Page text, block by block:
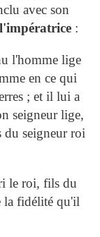
avec son
:
l'homme lige
en ce qui
; et il lui a
seigneur lige,
du seigneur roi
le roi, fils du
la fidélité qu'il